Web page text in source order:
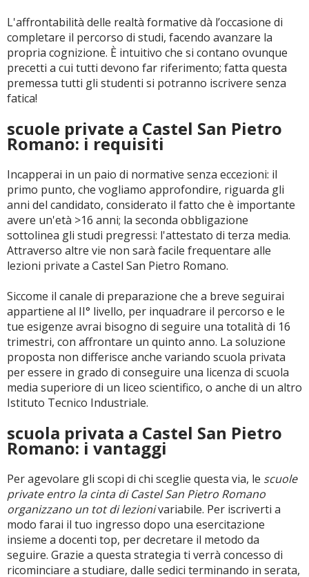
L'affrontabilità delle realtà formative dà l’occasione di
completare il percorso di studi, facendo avanzare la
propria cognizione. È intuitivo che si contano ovunque
precetti a cui tutti devono far riferimento; fatta questa
premessa tutti gli studenti si potranno iscrivere senza
fatica!
scuole private a Castel San Pietro
Romano: i requisiti
Incapperai in un paio di normative senza eccezioni: il
primo punto, che vogliamo approfondire, riguarda gli
anni del candidato, considerato il fatto che è importante
avere un'età >16 anni; la seconda obbligazione
sottolinea gli studi pregressi: l'attestato di terza media.
Attraverso altre vie non sarà facile frequentare alle
lezioni private a Castel San Pietro Romano.
Siccome il canale di preparazione che a breve seguirai
appartiene al II° livello, per inquadrare il percorso e le
tue esigenze avrai bisogno di seguire una totalità di 16
trimestri, con affrontare un quinto anno. La soluzione
proposta non differisce anche variando scuola privata
per essere in grado di conseguire una licenza di scuola
media superiore di un liceo scientifico, o anche di un altro
Istituto Tecnico Industriale.
scuola privata a Castel San Pietro
Romano: i vantaggi
Per agevolare gli scopi di chi sceglie questa via, le scuole
private entro la cinta di Castel San Pietro Romano
organizzano un tot di lezionivariabile. Per iscriverti a
modo farai il tuo ingresso dopo una esercitazione
insieme a docenti top, per decretare il metodo da
seguire. Grazie a questa strategia ti verrà concesso di
ricominciare a studiare, dalle sedici terminando in serata,